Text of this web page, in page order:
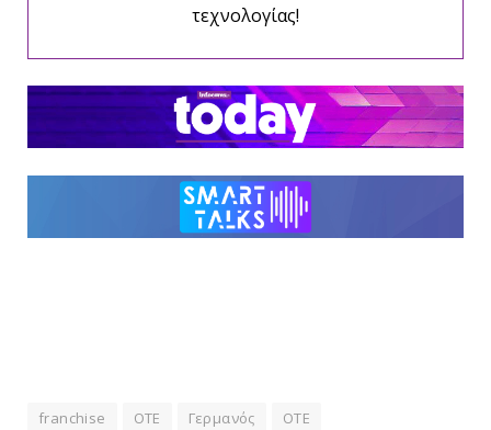
τεχνολογίας!
franchise OTE Γερμανός ΟΤΕ